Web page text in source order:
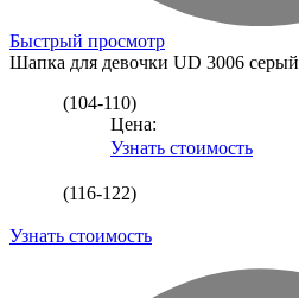
Быстрый просмотр
Шапка для девочки UD 3006 серый
(104-110)
Цена:
Узнать стоимость
(116-122)
Узнать стоимость